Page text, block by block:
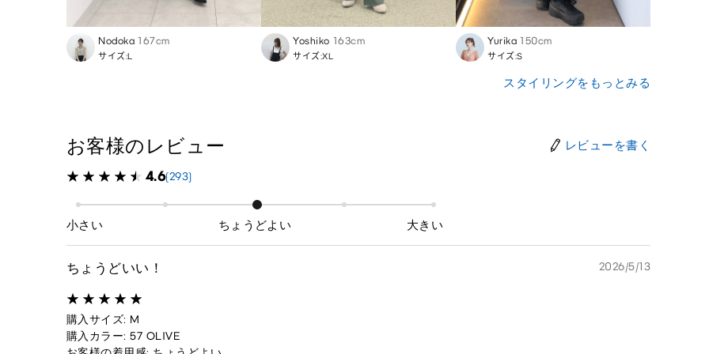
Nodoka 167cm
サイズ:L
Yoshiko 163cm
サイズ:XL
Yurika 150cm
サイズ:S
スタイリングをもっとみる
お客様のレビュー レビューを書く
4.6(293)
小さい ちょうどよい 大きい
ちょうどいい！ 2026/5/13
購入サイズ: M
購入カラー: 57 OLIVE